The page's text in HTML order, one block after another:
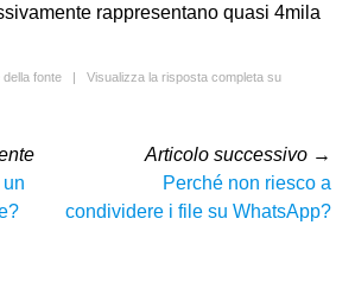
rappresentano quasi 4mila
fonte | Visualizza la risposta completa su
Articolo successivo →
Perché non riesco a
condividere i file su WhatsApp?